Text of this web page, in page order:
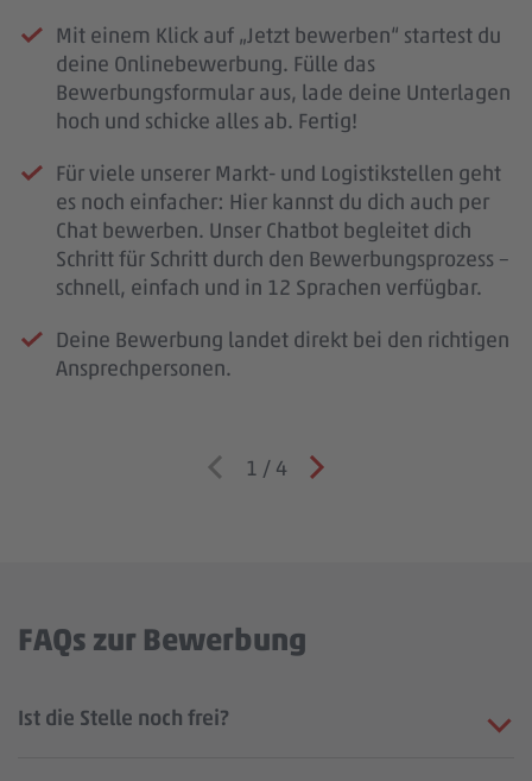
Mit einem Klick auf „Jetzt bewerben“ startest du
deine Onlinebewerbung. Fülle das
Bewerbungsformular aus, lade deine Unterlagen
hoch und schicke alles ab. Fertig!
Für viele unserer Markt- und Logistikstellen geht
es noch einfacher: Hier kannst du dich auch per
Chat bewerben. Unser Chatbot begleitet dich
Schritt für Schritt durch den Bewerbungsprozess –
schnell, einfach und in 12 Sprachen verfügbar.
Deine Bewerbung landet direkt bei den richtigen
Ansprechpersonen.
1 / 4
FAQs zur Bewerbung
Ist die Stelle noch frei?